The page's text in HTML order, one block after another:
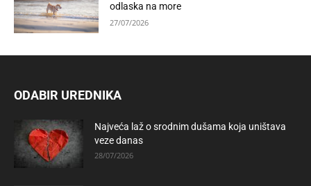
odlaska na more
27/07/2026
ODABIR UREDNIKA
Najveća laž o srodnim dušama koja uništava
veze danas
28/07/2026